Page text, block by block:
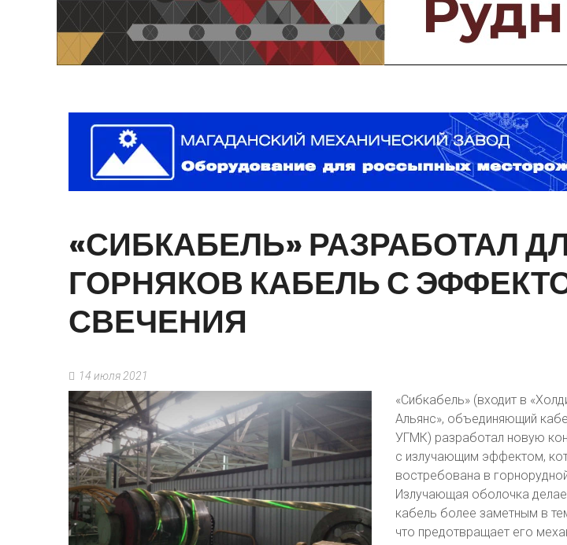
Предприятия и компании
Интервью
Выставки, Конференции
«СИБКАБЕЛЬ»РАЗРАБОТАЛ
ГОРНЯКОВ КАБЕЛЬС
СВЕЧЕНИЯ
14 июля 2021
«Сибкабель» (входит в
Альянс», объединяющий
УГМК) разработал новую
с излучающим эффектом,
востребована в
Излучающая оболочка
кабель более заметным в
что предотвращает его